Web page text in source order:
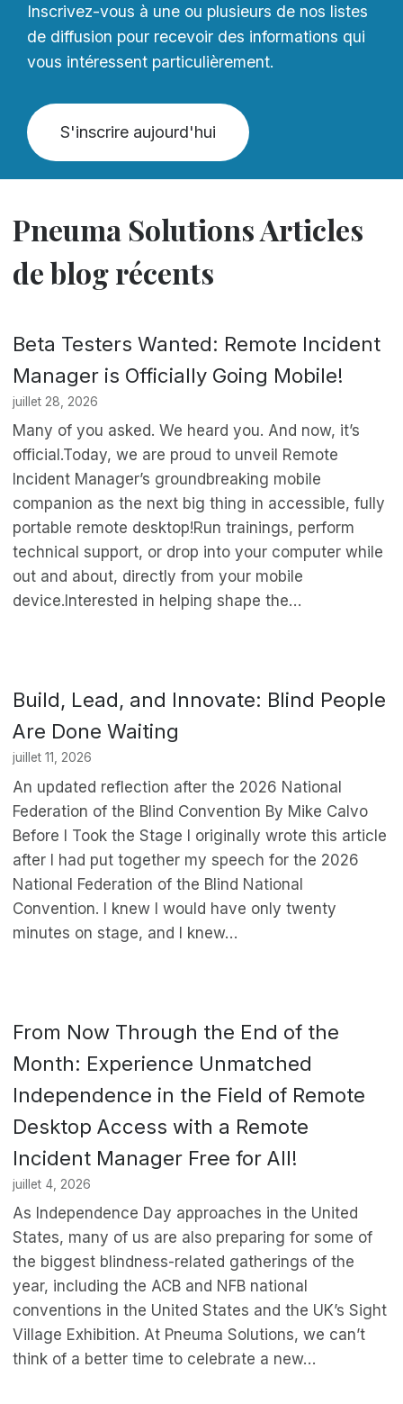
Inscrivez-vous à une ou plusieurs de nos listes
de diffusion pour recevoir des informations qui
vous intéressent particulièrement.
S'inscrire aujourd'hui
Pneuma Solutions Articles
de blog récents
Beta Testers Wanted: Remote Incident
Manager is Officially Going Mobile!
juillet 28, 2026
Many of you asked. We heard you. And now, it’s
official.Today, we are proud to unveil Remote
Incident Manager’s groundbreaking mobile
companion as the next big thing in accessible, fully
portable remote desktop!Run trainings, perform
technical support, or drop into your computer while
out and about, directly from your mobile
device.Interested in helping shape the…
Build, Lead, and Innovate: Blind People
Are Done Waiting
juillet 11, 2026
An updated reflection after the 2026 National
Federation of the Blind Convention By Mike Calvo
Before I Took the Stage I originally wrote this article
after I had put together my speech for the 2026
National Federation of the Blind National
Convention. I knew I would have only twenty
minutes on stage, and I knew…
From Now Through the End of the
Month: Experience Unmatched
Independence in the Field of Remote
Desktop Access with a Remote
Incident Manager Free for All!
juillet 4, 2026
As Independence Day approaches in the United
States, many of us are also preparing for some of
the biggest blindness-related gatherings of the
year, including the ACB and NFB national
conventions in the United States and the UK’s Sight
Village Exhibition. At Pneuma Solutions, we can’t
think of a better time to celebrate a new…